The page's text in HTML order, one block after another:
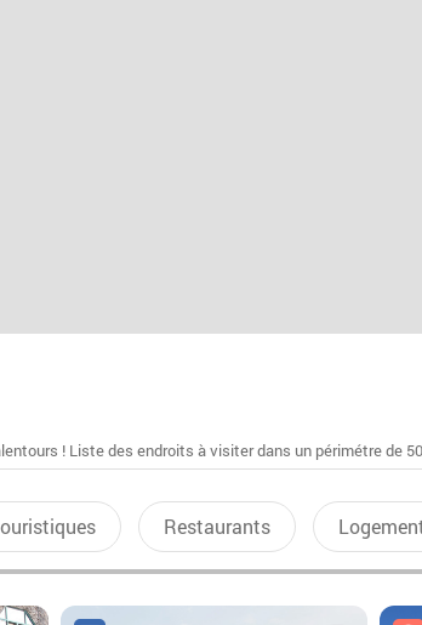
! Liste des endroits à visiter dans un périmétre de
Restaurants